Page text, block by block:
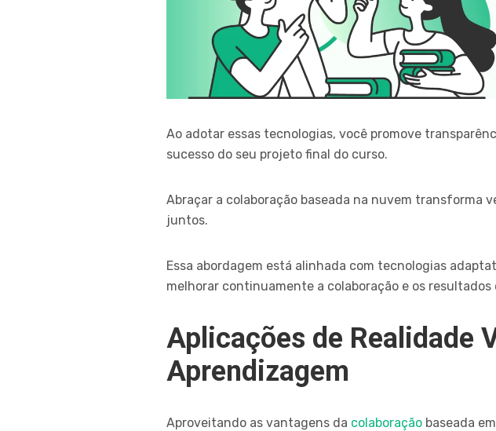
Ao adotar essas tecnologias, você promove
sucesso do seu projeto final do curso.
Abraçar a colaboração baseada na nuvem transforma
juntos.
Essa abordagem está alinhada com tecnologias
melhorar continuamente a colaboração e os resultados
Aplicações de Realidade
Aprendizagem
Aproveitando as vantagens da colaboração baseada